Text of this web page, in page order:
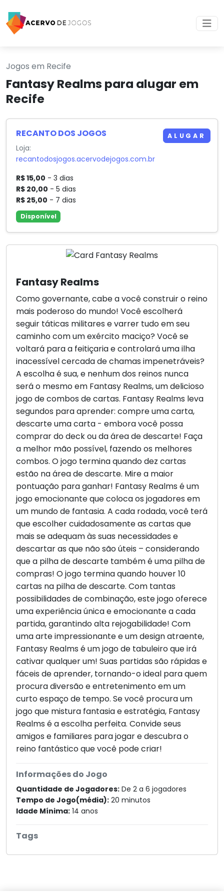
Jogos em Recife
Fantasy Realms para alugar em
Recife
Fantasy Realms
Como governante, cabe a você construir o reino
mais poderoso do mundo! Você escolherá
seguir táticas militares e varrer tudo em seu
caminho com um exército maciço? Você se
voltará para a feitiçaria e controlará uma ilha
inacessível cercada de chamas impenetráveis?
A escolha é sua, e nenhum dos reinos nunca
será o mesmo em Fantasy Realms, um delicioso
jogo de combos de cartas. Fantasy Realms leva
segundos para aprender: compre uma carta,
descarte uma carta - embora você possa
comprar do deck ou da área de descarte! Faça
a melhor mão possível, fazendo os melhores
combos. O jogo termina quando dez cartas
estão na área de descarte. Mire a maior
pontuação para ganhar! Fantasy Realms é um
jogo emocionante que coloca os jogadores em
um mundo de fantasia. A cada rodada, você terá
que escolher cuidadosamente as cartas que
mais se adequam às suas necessidades e
descartar as que não são úteis – considerando
que a pilha de descarte também é uma pilha de
compras! O jogo termina quando houver 10
cartas na pilha de descarte. Com tantas
possibilidades de combinação, este jogo oferece
uma experiência única e emocionante a cada
partida, garantindo alta rejogabilidade! Com
uma arte impressionante e um design atraente,
Fantasy Realms é um jogo de tabuleiro que irá
cativar qualquer um! Suas partidas são rápidas e
fáceis de aprender, tornando-o ideal para quem
procura diversão e entretenimento em um
curto espaço de tempo. Se você procura um
jogo que mistura fantasia e estratégia, Fantasy
Realms é a escolha perfeita. Convide seus
amigos e familiares para jogar e descubra o
reino fantástico que você pode criar!
Informações do Jogo
Quantidade de Jogadores: De 2 a 6 jogadores
Tempo de Jogo(média): 20 minutos
Idade Mínima: 14 anos
Tags
RECANTO DOS JOGOS
Loja:
recantodosjogos.acervodejogos.com.br
R$ 15,00 - 3 dias
R$ 20,00 - 5 dias
R$ 25,00 - 7 dias
Disponível
ALUGAR